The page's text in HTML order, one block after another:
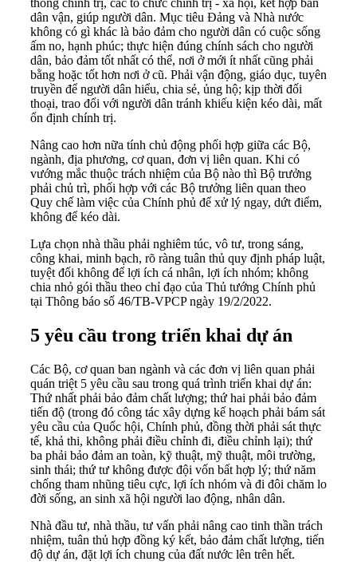
thống chính trị, các tổ chức chính trị - xã hội, kết hợp ban
dân vận, giúp người dân. Mục tiêu Đảng và Nhà nước
không có gì khác là bảo đảm cho người dân có cuộc sống
ấm no, hạnh phúc; thực hiện đúng chính sách cho người
dân, bảo đảm tốt nhất có thể, nơi ở mới ít nhất cũng phải
bằng hoặc tốt hơn nơi ở cũ. Phải vận động, giáo dục, tuyên
truyền để người dân hiểu, chia sẻ, ủng hộ; kịp thời đối
thoại, trao đổi với người dân tránh khiếu kiện kéo dài, mất
ổn định chính trị.
Nâng cao hơn nữa tính chủ động phối hợp giữa các Bộ,
ngành, địa phương, cơ quan, đơn vị liên quan. Khi có
vướng mắc thuộc trách nhiệm của Bộ nào thì Bộ trưởng
phải chủ trì, phối hợp với các Bộ trưởng liên quan theo
Quy chế làm việc của Chính phủ để xử lý ngay, dứt điểm,
không để kéo dài.
Lựa chọn nhà thầu phải nghiêm túc, vô tư, trong sáng,
công khai, minh bạch, rõ ràng tuân thủ quy định pháp luật,
tuyệt đối không để lợi ích cá nhân, lợi ích nhóm; không
chia nhỏ gói thầu theo chỉ đạo của Thủ tướng Chính phủ
tại Thông báo số 46/TB-VPCP ngày 19/2/2022.
5 yêu cầu trong triển khai dự án
Các Bộ, cơ quan ban ngành và các đơn vị liên quan phải
quán triệt 5 yêu cầu sau trong quá trình triển khai dự án:
Thứ nhất phải bảo đảm chất lượng; thứ hai phải bảo đảm
tiến độ (trong đó công tác xây dựng kế hoạch phải bám sát
yêu cầu của Quốc hội, Chính phủ, đồng thời phải sát thực
tế, khả thi, không phải điều chỉnh đi, điều chỉnh lại); thứ
ba phải bảo đảm an toàn, kỹ thuật, mỹ thuật, môi trường,
sinh thái; thứ tư không được đội vốn bất hợp lý; thứ năm
chống tham nhũng tiêu cực, lợi ích nhóm và đi đôi chăm lo
đời sống, an sinh xã hội người lao động, nhân dân.
Nhà đầu tư, nhà thầu, tư vấn phải nâng cao tinh thần trách
nhiệm, tuân thủ hợp đồng ký kết, bảo đảm chất lượng, tiến
độ dự án, đặt lợi ích chung của đất nước lên trên hết.